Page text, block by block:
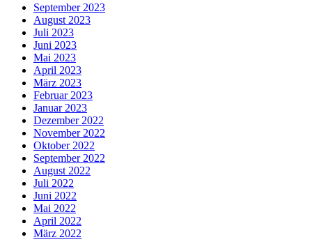
September 2023
August 2023
Juli 2023
Juni 2023
Mai 2023
April 2023
März 2023
Februar 2023
Januar 2023
Dezember 2022
November 2022
Oktober 2022
September 2022
August 2022
Juli 2022
Juni 2022
Mai 2022
April 2022
März 2022